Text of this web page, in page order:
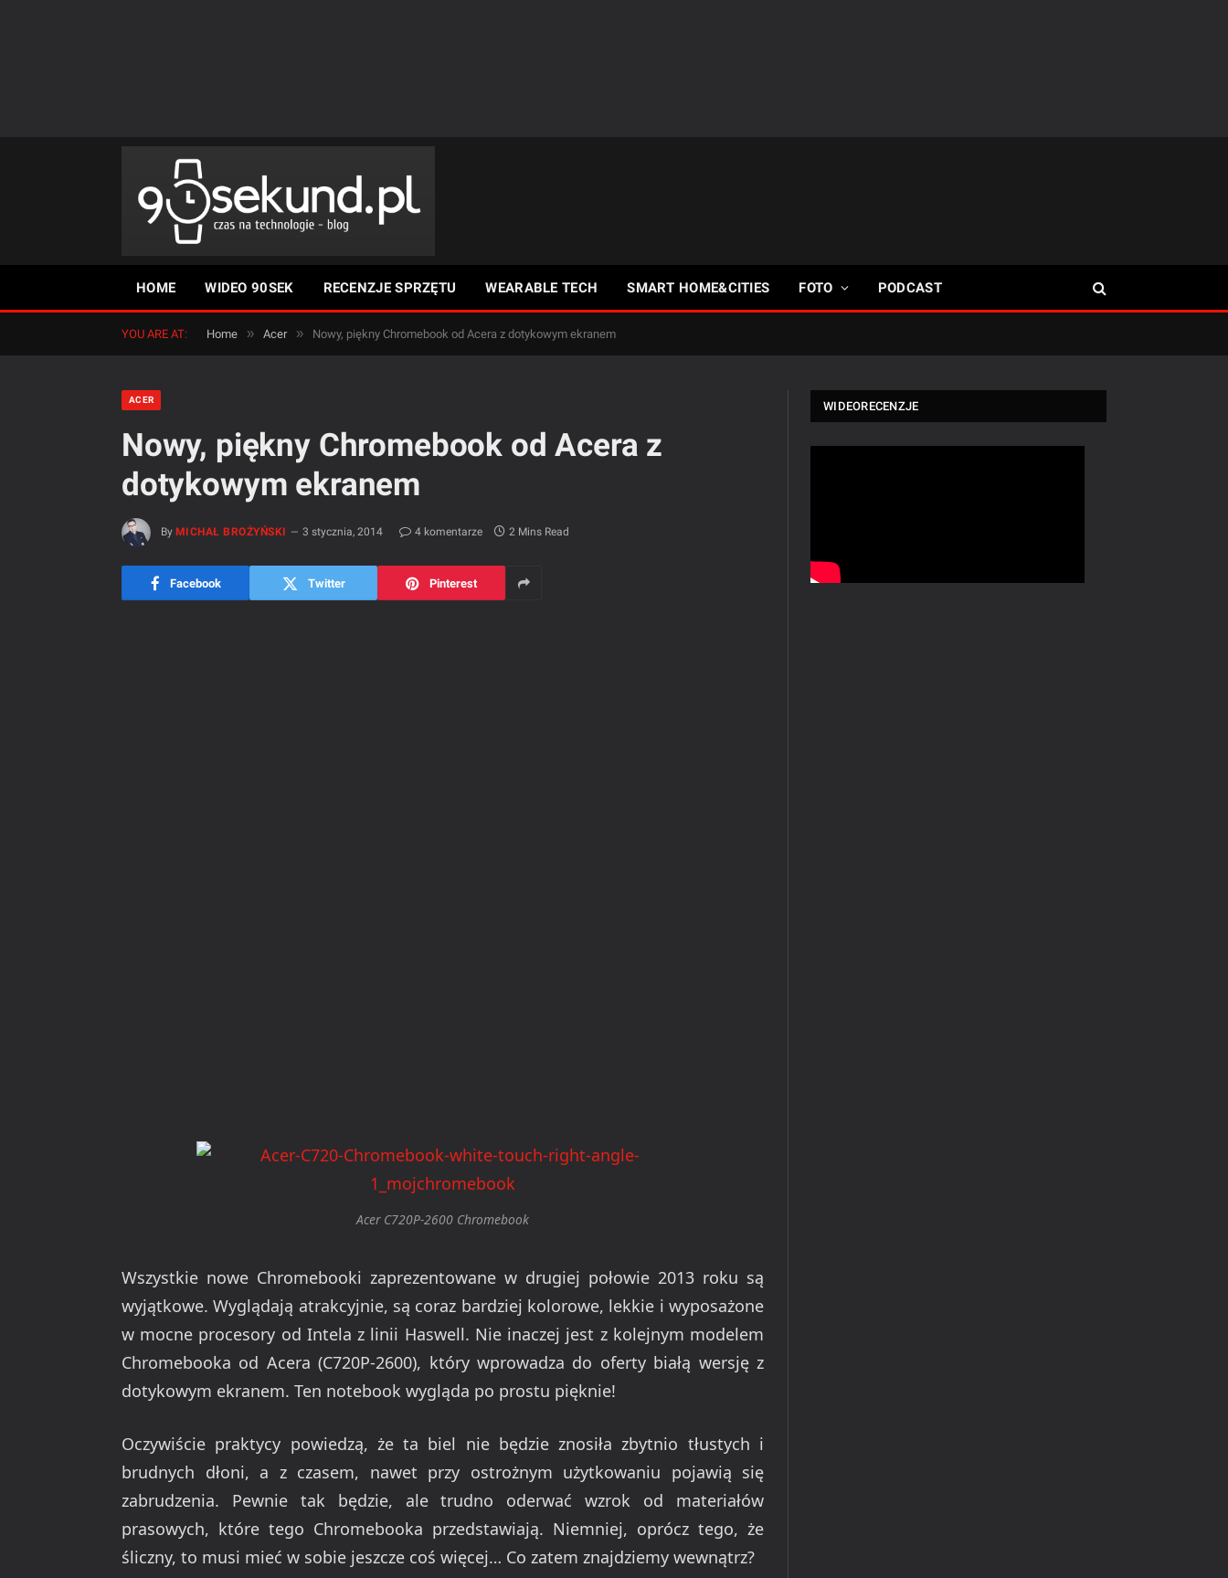
HOME WIDEO 90SEK RECENZJE SPRZĘTU WEARABLE TECH SMART HOME&CITIES FOTO PODCAST
YOU ARE AT: Home » Acer » Nowy, piękny Chromebook od Acera z dotykowym ekranem
ACER
Nowy, piękny Chromebook od Acera z
dotykowym ekranem
By MICHAŁ BROŻYŃSKI 3 stycznia, 2014 4 komentarze 2 Mins Read
Facebook Twitter Pinterest
Acer C720P-2600 Chromebook
Wszystkie nowe Chromebooki zaprezentowane w drugiej połowie 2013 roku są
wyjątkowe. Wyglądają atrakcyjnie, są coraz bardziej kolorowe, lekkie i wyposażone
w mocne procesory od Intela z linii Haswell. Nie inaczej jest z kolejnym modelem
Chromebooka od Acera (C720P-2600), który wprowadza do oferty białą wersję z
dotykowym ekranem. Ten notebook wygląda po prostu pięknie!
Oczywiście praktycy powiedzą, że ta biel nie będzie znosiła zbytnio tłustych i
brudnych dłoni, a z czasem, nawet przy ostrożnym użytkowaniu pojawią się
zabrudzenia. Pewnie tak będzie, ale trudno oderwać wzrok od materiałów
prasowych, które tego Chromebooka przedstawiają. Niemniej, oprócz tego, że
śliczny, to musi mieć w sobie jeszcze coś więcej… Co zatem znajdziemy wewnątrz?
WIDEORECENZJE